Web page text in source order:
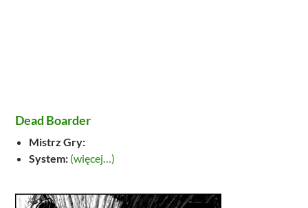
Dead Boarder
Mistrz Gry:
System: (więcej…)